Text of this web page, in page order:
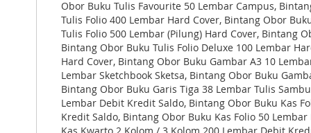
Obor Buku Tulis Favourite 50 Lembar Campus,
Tulis Folio 400 Lembar Hard Cover, Bintang Obor
Tulis Folio 500 Lembar (Pilung) Hard Cover, Bintang
Bintang Obor Buku Tulis Folio Deluxe 100 Lembar
Hard Cover, Bintang Obor Buku Gambar A3 10
Lembar Sketchbook Sketsa, Bintang Obor Buku
Bintang Obor Buku Garis Tiga 38 Lembar Tulis
Lembar Debit Kredit Saldo, Bintang Obor Buku Kas
Kredit Saldo, Bintang Obor Buku Kas Folio 50
Kas Kwarto 2 Kolom / 3 Kolom 200 Lembar Debit